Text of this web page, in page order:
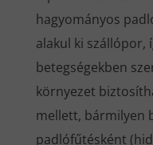
hagyományos
alakul ki szállópor,
betegségekben
környezet
mellett, bármilyen
padlófűtésként